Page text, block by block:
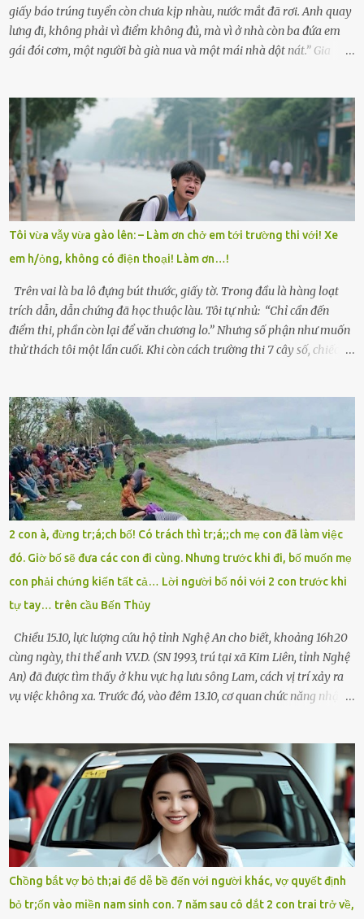
giấy báo trúng tuyển còn chưa kịp nhàu, nước mắt đã rơi. Anh quay
lưng đi, không phải vì điểm không đủ, mà vì ở nhà còn ba đứa em
gái đói cơm, một người bà già nua và một mái nhà dột nát.” Gia
có tin tức. Mọi gánh nặng đổ dồn lên đôi vai gầy guộc của bà nội –
cụ Nguyễn Thị Đào – và cậu con trai cả là Trí, lúc đó mới chỉ 17 tuổi.
Trí là học sinh giỏi toàn huyện, học lớp 12 nhưng đã biết làm ruộng,
làm thuê, biết đi cày thuê từ 4h sáng rồi lại tất tả về đi học. Người
trong làng thương lắm, bảo: “Thằng Trí học giỏi mà hiền, sau này
nên ông này bà nọ đó!” Trí có ba cô em gái: Mai, Lan và Hương – ba
cái tên mẹ đặt lúc còn sống, mong tụi nhỏ sau này như hoa mai nở
giữa mùa đông. Nhưng hoa có đẹp mấy cũng cần đất màu, mà nhà
thì chỉ toàn đất sỏi đá và khốn khó. Năm đó, Trí đỗ Đại học Bách
Khoa Hà...
Tôi vừa vẫy vừa gào lên: – Làm ơn chở em tới trường thi với! Xe
em h/ỏng, không có điện thoại! Làm ơn…!
Trên vai là ba lô đựng bút thước, giấy tờ. Trong đầu là hàng loạt
trích dẫn, dẫn chứng đã học thuộc làu. Tôi tự nhủ: “Chỉ cần đến
điểm thi, phần còn lại để văn chương lo.” Nhưng số phận như muốn
thử thách tôi một lần cuối. Khi còn cách trường thi 7 cây số, chiếc xe
sực nhớ – điện thoại đang sạc, sáng nay quên mang theo! Giữa con
đường thưa thớt người qua lại, tôi hoảng loạn vẫy tay xin đi nhờ. –
Chú ơi, cháu đi thi, xe hỏng rồi! Làm ơn cho cháu đi nhờ với! – Cô ơi,
giúp cháu với, cháu không có điện thoại… Người thì lắc đầu. Người
thì tăng ga tránh xa như né một kẻ lừa đảo. Tôi gào lên giữa đường
như một kẻ mất trí. Vô ích. 6h10. Còn hơn 30 phút nữa. Trong đầu
tôi chỉ có một lựa chọn duy nhất: chạy. Tôi quăng xe vào vệ đường,
rút tờ giấy báo dự thi nhét túi áo, đeo ba lô và chạy . Chạy miết.
Chạy không ngừng. Qua ngã...
2 con à, đừng tr;á;ch bố! Có trách thì tr;á;;ch mẹ con đã làm việc
đó. Giờ bố sẽ đưa các con đi cùng. Nhưng trước khi đi, bố muốn mẹ
con phải chứng kiến tất cả… Lời người bố nói với 2 con trước khi
tự tay… trên cầu Bến Thủy
Chiều 15.10, lực lượng cứu hộ tỉnh Nghệ An cho biết, khoảng 16h20
cùng ngày, thi thể anh V.V.D. (SN 1993, trú tại xã Kim Liên, tỉnh Nghệ
An) đã được tìm thấy ở khu vực hạ lưu sông Lam, cách vị trí xảy ra
vụ việc không xa. Trước đó, vào đêm 13.10, cơ quan chức năng nhận
– rồi để lại xe máy trên cầu, ôm theo 2 con gái nhỏ nhảy xuống
sông. Người thân và hàng xóm ngóng chờ thông tin tìm kiếm 3 bố
con mất tích trên sông Lam sau vụ nhảy cầu. Ảnh: Hải Dương Tại
hiện trường, người dân phát hiện một chiếc xe máy mang biển kiểm
soát Nghệ An cùng hai chiếc cặp học sinh. Ngay trong đêm, lực
lượng chức năng phối hợp cùng các đội cứu hộ tình nguyện triển
khai tìm kiếm. Danh tính các nạn nhân được xác định là anh V.V.D.
và 2 con gái là cháu V.H.B. (SN 2020) và V.G.T. (SN 2021). Hai cháu là
con của anh D. và chị B.T.Y. (SN 1999). Lực lượng cứu hộ đã tiến hành
Chồng bắt vợ bỏ th;ai để dễ bề đến với người khác, vợ quyết định
bỏ tr;ốn vào miền nam sinh con. 7 năm sau cô dắt 2 con trai trở về,